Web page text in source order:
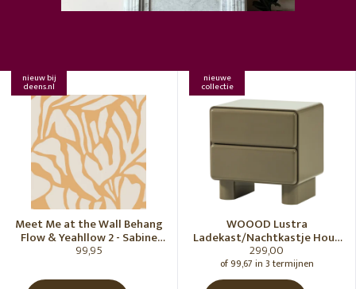
nieuw bij
deens.nl
Meet Me at the Wall Behang
Flow & Yeahllow 2 - Sabine
van Vessem
99,95
nieuwe
collectie
WOOOD Lustra
Ladekast/Nachtkastje Hout
Hoogglans Groen [Fsc]
299,00
of 99,67 in 3 termijnen